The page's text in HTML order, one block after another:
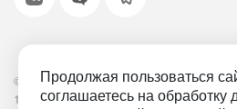
Продолжая пользоваться
соглашаетесь на
© 2001-2026 «Битрикс», «1С-Битрикс».
1С-Битрикс: Управление сайтом.